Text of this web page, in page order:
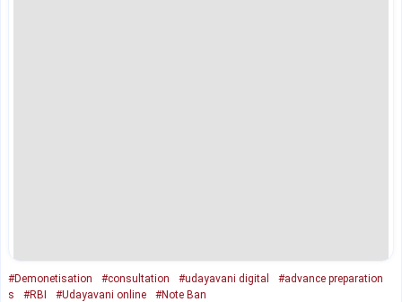
#Demonetisation #consultation #udayavani digital
#advance preparation
s
#RBI #Udayavani online #Note Ban